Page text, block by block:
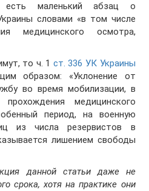
есть маленький абзац о
словами «в том числе
медицинского осмотра,
то ч. 1 ст. 336 УК Украины
образом: «Уклонение от
во время мобилизации, в
медицинского
период, на военную
из числа резервистов в
лишением свободы
данной статьи даже не
срока, хотя на практике они